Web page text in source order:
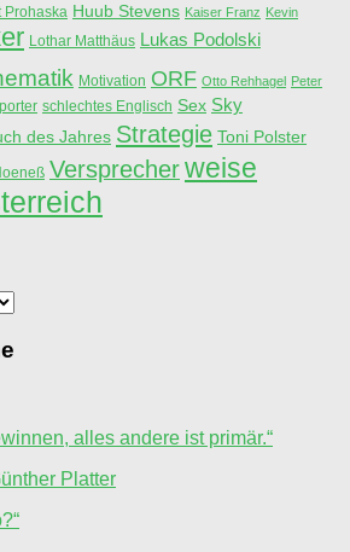
Prohaska Huub Stevens Kaiser Franz Kevin
Lothar Matthäus Lukas Podolski
Motivation ORF Otto Rehhagel Peter
schlechtes Englisch Sex Sky
des Jahres Strategie Toni Polster
Versprecherweise
alles andere ist primär.“
Platter